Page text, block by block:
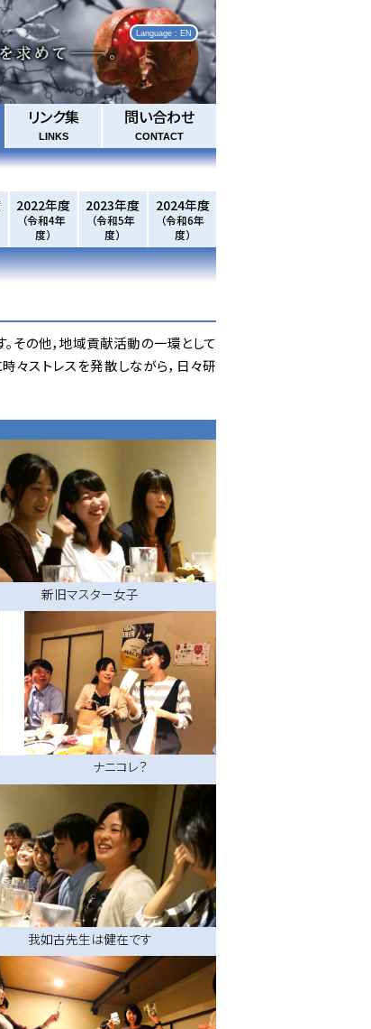
Language : EN
リンク集
LINKS
問い合わせ
CONTACT
2022年度
（令和4年
度）
2023年度
（令和5年
度）
2024年度
（令和6年
度）
その他，地域貢献活動の一環として
々ストレスを発散しながら，日々研
新旧マスター女子
ナニコレ？
我如古先生は健在です